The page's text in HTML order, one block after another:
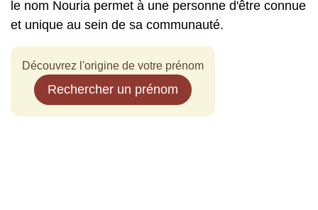
le nom Nouria permet à une personne d'être connue
et unique au sein de sa communauté.
Découvrez l'origine de votre prénom
Rechercher un prénom